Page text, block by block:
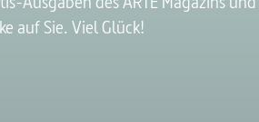
auf Sie. Viel Glück!